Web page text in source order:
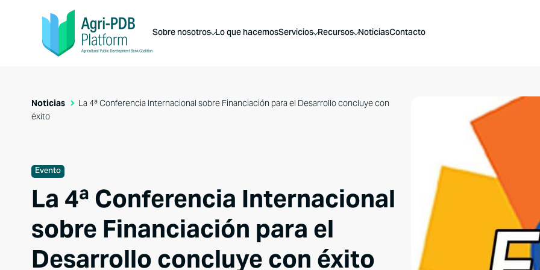
Sobre nosotros Lo que hacemosServicios Recursos NoticiasContacto
Noticias
La 4ª Conferencia Internacional sobre Financiación para el Desarrollo concluye con
éxito
Evento
La 4ª Conferencia Internacional
sobre Financiación para el
Desarrollo concluye con éxito